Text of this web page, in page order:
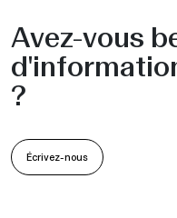
Avez-vous
?
Écrivez-nous